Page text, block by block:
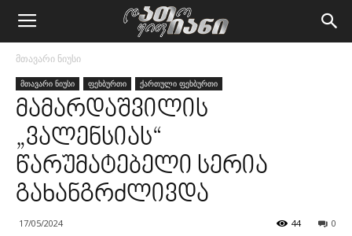
მთავარი ნიუსი
მთავარი ნიუსი ფეხბურთი ქართული ფეხბურთი
მამარდაშვილის
„ვალენსიას“
წარუმატებელი სერია
გახანგრძლივდა
17/05/2024 0
44